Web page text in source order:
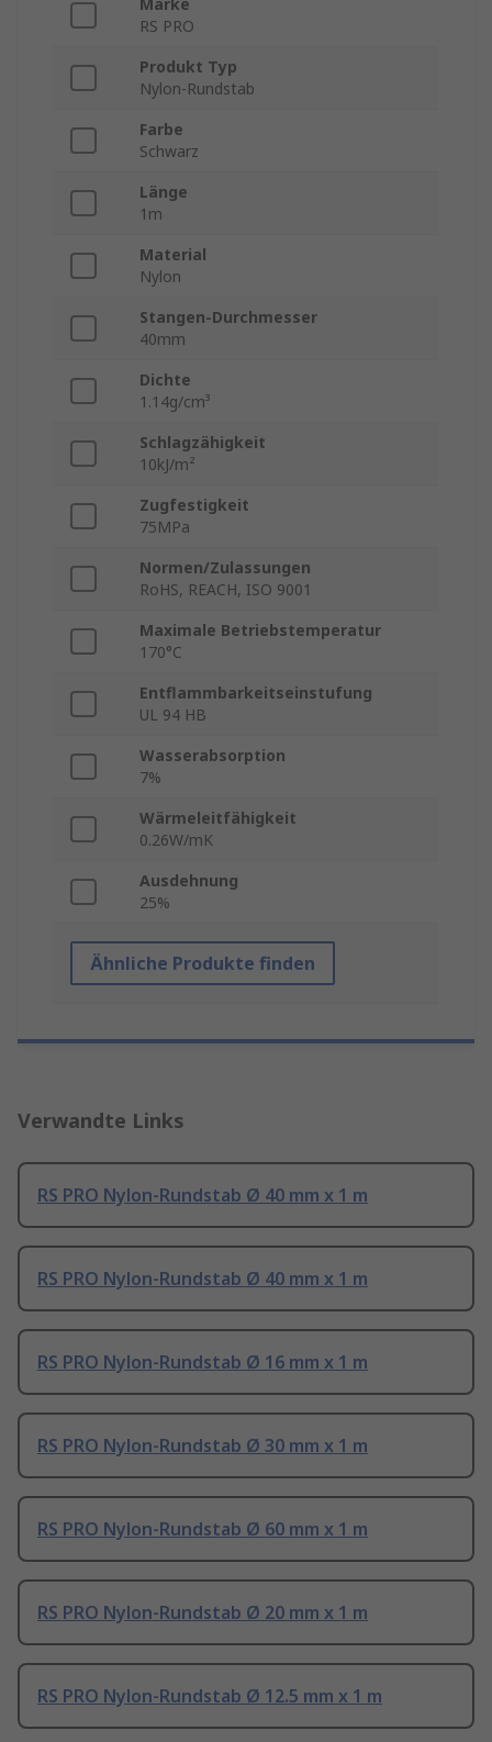
Marke
RS PRO
Produkt Typ
Nylon-Rundstab
Farbe
Schwarz
Länge
1m
Material
Nylon
Stangen-Durchmesser
40mm
Dichte
1.14g/cm³
Schlagzähigkeit
10kJ/m²
Zugfestigkeit
75MPa
Normen/Zulassungen
RoHS, REACH, ISO 9001
Maximale Betriebstemperatur
170°C
Entflammbarkeitseinstufung
UL 94 HB
Wasserabsorption
7%
Wärmeleitfähigkeit
0.26W/mK
Ausdehnung
25%
Ähnliche Produkte finden
Verwandte Links
RS PRO Nylon-Rundstab Ø 40 mm x 1 m
RS PRO Nylon-Rundstab Ø 40 mm x 1 m
RS PRO Nylon-Rundstab Ø 16 mm x 1 m
RS PRO Nylon-Rundstab Ø 30 mm x 1 m
RS PRO Nylon-Rundstab Ø 60 mm x 1 m
RS PRO Nylon-Rundstab Ø 20 mm x 1 m
RS PRO Nylon-Rundstab Ø 12.5 mm x 1 m